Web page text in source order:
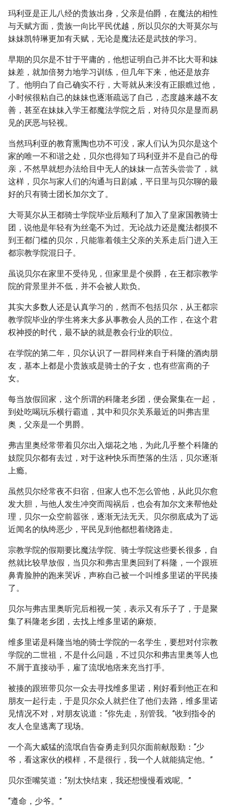
玛利亚是正儿八经的贵族出身，父亲是伯爵，在魔法的相性
与天赋方面，贵族一向比平民优越，所以贝尔的大哥莫尔与
妹妹凯特琳更加有天赋，无论是魔法还是武技的学习。
早期的贝尔是不甘于平庸的，他想证明自己并不比大哥和妹
妹差，就加倍努力地学习训练，但几年下来，他还是放弃
了。他明白了自己确实不行，大哥就从来没有正眼瞧过他，
小时候很粘自己的妹妹也逐渐疏远了自己，态度越来越不友
善，甚至在妹妹入学王都魔法学院之后，对待贝尔是显而易
见的厌恶与轻视。
当然玛利亚的教育熏陶也功不可没，家人们认为贝尔是这个
家的唯一不和谐之处，贝尔也得知了玛利亚并不是自己的母
亲，不然早就想办法给目中无人的妹妹一点苦头尝尝了，就
这样，贝尔与家人们的沟通与日剧减，平日里与贝尔聊的最
好的只有骑士团长加尔文了。
大哥莫尔从王都骑士学院毕业后顺利了加入了皇家国教骑士
团，说他是年轻有为丝毫不为过。无论战力还是魔法都摸不
到王都门槛的贝尔，只能靠着领主父亲的关系走后门进入王
都宗教学院混日子。
虽说贝尔在家里不受待见，但家里是个侯爵，在王都宗教学
院的背景里并不低，并不会被人欺负。
其实大多数人还是认真学习的，然而不包括贝尔，从王都宗
教学院毕业的学生将来大多从事教会人员的工作，在这个君
权神授的时代，最不缺的就是教会行业的职位。
在学院的第二年，贝尔认识了一群同样来自于科隆的酒肉朋
友，基本上都是小贵族或是骑士的子女，也有些富商的子
女。
每当放假回家，这个所谓的科隆老乡团，便会聚集在一起，
到处吃喝玩乐横行霸道，其中和贝尔关系最近的叫弗吉里
奥，父亲是一个男爵。
弗吉里奥经常带着贝尔出入烟花之地，为此几乎整个科隆的
妓院贝尔都有去过，对于这种快乐而堕落的生活，贝尔逐渐
上瘾。
虽然贝尔经常夜不归宿，但家人也不怎么管他，从此贝尔愈
发大胆，与他人发生冲突而闯祸后，也会有加尔文来帮他处
理，贝尔一众空前嚣张，逐渐无法无天。贝尔彻底成为了远
近闻名的纨绔恶少，平民见到他都想着绕路走。
宗教学院的假期要比魔法学院、骑士学院这些要长很多，自
然就比较早放假，当贝尔和弗吉里奥回到了科隆，一个跟班
鼻青脸肿的跑来哭诉，声称自己被一个叫维多里诺的平民揍
了。
贝尔与弗吉里奥听完后相视一笑，表示又有乐子了，于是聚
集了科隆老乡团，去找上维多里诺的麻烦。
维多里诺是科隆当地的骑士学院的一名学生，要想对付宗教
学院的二世祖，不是什么问题，不过贝尔和弗吉里奥等人也
不屑于直接动手，雇了流氓地痞来充当打手。
被揍的跟班带贝尔一众去寻找维多里诺，刚好看到他正在和
朋友一起行走，于是贝尔众人就拦住了他们去路，维多里诺
见情况不对，对朋友说道：“你先走，别管我。”收到指令的
友人仓皇逃离了现场。
一个高大威猛的流氓自告奋勇走到贝尔面前献殷勤：“少
爷，看这家伙的模样，不是很行，我一个人就能搞定他。”
贝尔歪嘴笑道：“别太快结束，我还想慢慢看戏呢。”
“遵命，少爷。”